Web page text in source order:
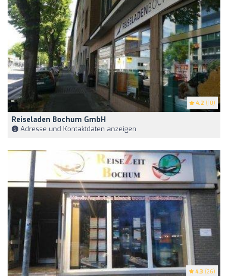
4.2 (10)
Reiseladen Bochum GmbH
Adresse und Kontaktdaten anzeigen
4.3 (26)